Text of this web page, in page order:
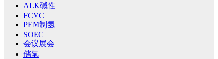
ALK碱性
FCVC
PEM制氢
SOEC
会议展会
储氢